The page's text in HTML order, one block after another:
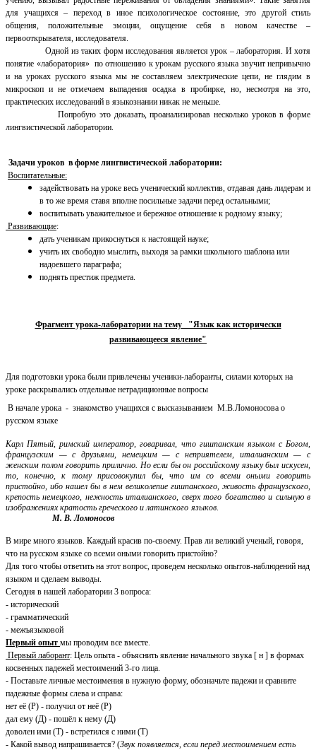
для учащихся – переход в иное психологическое состояние, это другой стиль
общения, положительные эмоции, ощущение себя в новом качестве –
первооткрывателя, исследователя.
Одной из таких форм исследования является урок – лаборатория. И хотя
понятие «лаборатория» по отношению к урокам русского языка звучит непривычно
и на уроках русского языка мы не составляем электрические цепи, не глядим в
микроскоп и не отмечаем выпадения осадка в пробирке, но, несмотря на это,
практических исследований в языкознании никак не меньше.
Попробую это доказать, проанализировав несколько уроков в форме
лингвистической лаборатории.
Задачи уроков в форме лингвистической лаборатории:
Воспитательные:
задействовать на уроке весь ученический коллектив, отдавая дань лидерам и
в то же время ставя вполне посильные задачи перед остальными;
воспитывать уважительное и бережное отношение к родному языку;
Развивающие:
дать ученикам прикоснуться к настоящей науке;
учить их свободно мыслить, выходя за рамки школьного шаблона или
надоевшего параграфа;
поднять престиж предмета.
Фрагмент урока-лаборатории на тему "Язык как исторически
развивающееся явление"
Для подготовки урока были привлечены ученики-лаборанты, силами которых на
уроке раскрывались отдельные нетрадиционные вопросы
В начале урока - знакомство учащихся с высказыванием М.В.Ломоносова о
русском языке
Карл Пятый, римский император, говаривал, что гишпанским языком с Богом,
французским — с друзьями, немецким — с неприятелем, италианским — с
женским полом говорить прилично. Но если бы он российскому языку был искусен,
то, конечно, к тому присовокупил бы, что им со всеми оными говорить
пристойно, ибо нашел бы в нем великолепие гишпанского, живость французского,
крепость немецкого, нежность италианского, сверх того богатство и сильную в
изображениях кратость греческого и латинского языков.
М. В. Ломоносов
В мире много языков. Каждый красив по-своему. Прав ли великий ученый, говоря,
что на русском языке со всеми оными говорить пристойно?
Для того чтобы ответить на этот вопрос, проведем несколько опытов-наблюдений над
языком и сделаем выводы.
Сегодня в нашей лаборатории 3 вопроса:
- исторический
- грамматический
- межъязыковой
Первый опыт мы проводим все вместе.
Первый лаборант: Цель опыта - объяснить явление начального звука [ н ] в формах
косвенных падежей местоимений 3-го лица.
- Поставьте личные местоимения в нужную форму, обозначьте падежи и сравните
падежные формы слева и справа:
нет её (Р) - получил от неё (Р)
дал ему (Д) - пошёл к нему (Д)
доволен ими (Т) - встретился с ними (Т)
- Какой вывод напрашивается? (Звук появляется, если перед местоимением есть